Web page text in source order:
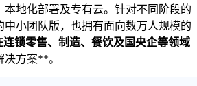
本地化部署及专有云。针对不同阶段的
中小团队版，也拥有面向数万人规模的
连锁零售、制造、餐饮及国央企等领域
决方案**。